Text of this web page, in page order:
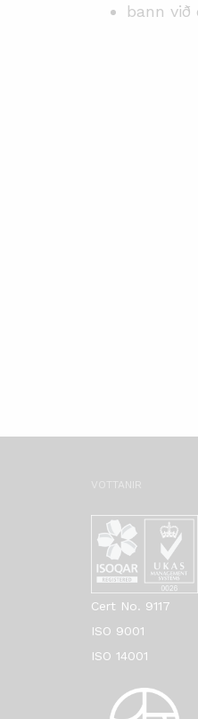
bann
VOTTANIR
Cert No. 9117
ISO 9001
ISO 14001